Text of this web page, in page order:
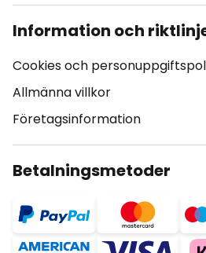
Information och
Cookies och
Allmänna villkor
Företagsinformation
Betalningsmetoder